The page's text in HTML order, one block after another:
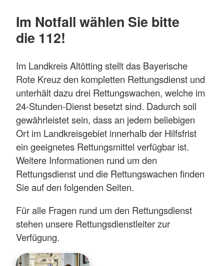
Im Notfall wählen Sie bitte
die 112!
Im Landkreis Altötting stellt das Bayerische
Rote Kreuz den kompletten Rettungsdienst und
unterhält dazu drei Rettungswachen, welche im
24-Stunden-Dienst besetzt sind. Dadurch soll
gewährleistet sein, dass an jedem beliebigen
Ort im Landkreisgebiet innerhalb der Hilfsfrist
ein geeignetes Rettungsmittel verfügbar ist.
Weitere Informationen rund um den
Rettungsdienst und die Rettungswachen finden
Sie auf den folgenden Seiten.
Für alle Fragen rund um den Rettungsdienst
stehen unsere Rettungsdienstleiter zur
Verfügung.